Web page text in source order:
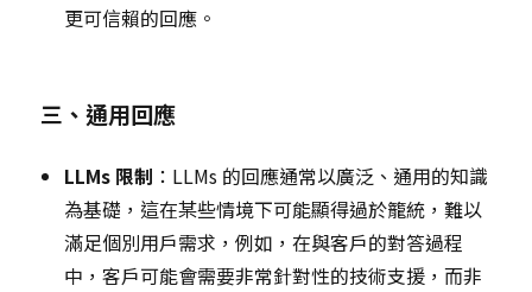
更可信賴的回應。
三、通用回應
LLMs 限制 ：LLMs 的回應通常以廣泛、通用的知識
為基礎，這在某些情境下可能顯得過於籠統，難以
滿足個別用戶需求，例如，在與客戶的對答過程
中，客戶可能會需要非常針對性的技術支援，而非